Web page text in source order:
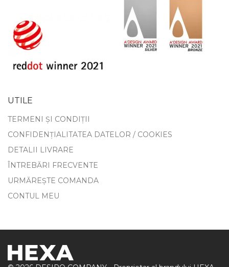
UTILE
TERMENI ȘI CONDIȚII
CONFIDENȚIALITATEA DATELOR / COOKIES
DETALII LIVRARE
ÎNTREBĂRI FRECVENTE
URMĂREȘTE COMANDA
CONTUL MEU